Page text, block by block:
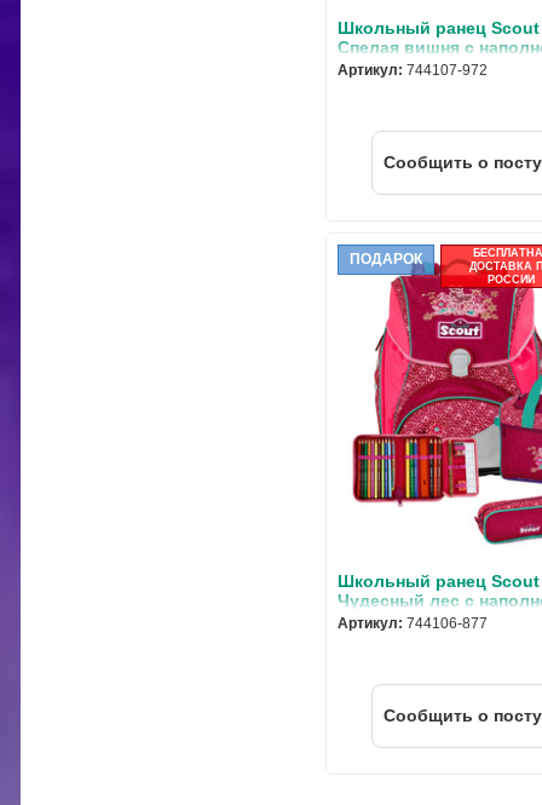
Школьный ранец Scout
Спелая вишня с
предмета 744107-972
Артикул: 744107-972
Cообщить о
ПОДАРОК
ДОСТАВКА
РОССИИ
Школьный ранец Scout
Чудесный лес с
предмета 744106-877
Артикул: 744106-877
Cообщить о